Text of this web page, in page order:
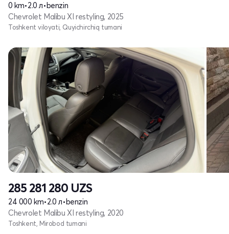
0 km•2.0 л•benzin
Chevrolet Malibu XI restyling, 2025
Toshkent viloyati, Quyichirchiq tumani
285 281 280 UZS
24 000 km•2.0 л•benzin
Chevrolet Malibu XI restyling, 2020
Toshkent, Mirobod tumani